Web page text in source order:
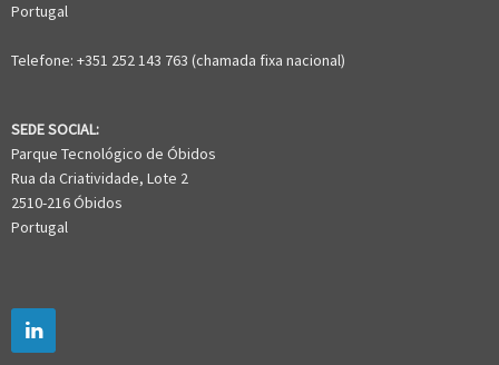
Portugal
Telefone: +351 252 143 763 (chamada fixa nacional)
SEDE SOCIAL:
Parque Tecnológico de Óbidos
Rua da Criatividade, Lote 2
2510-216 Óbidos
Portugal